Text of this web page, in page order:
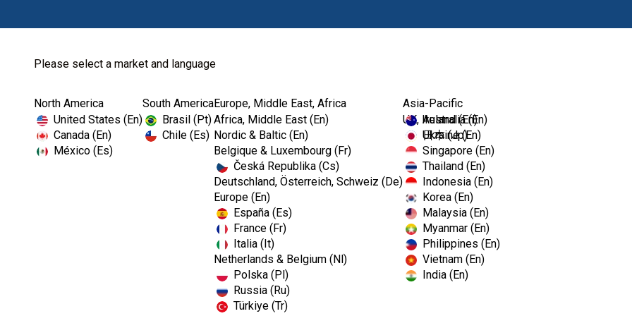
Please select a market and language
North America
United States (En)
Canada (En)
México (Es)
South America
Brasil (Pt)
Chile (Es)
Europe, Middle East, Africa
Africa, Middle East (En)
Nordic & Baltic (En)
Belgique & Luxembourg (Fr)
Česká Republika (Cs)
Deutschland, Österreich, Schweiz (De)
Europe (En)
España (Es)
France (Fr)
Italia (It)
Netherlands & Belgium (Nl)
Polska (Pl)
Russia (Ru)
Türkiye (Tr)
UK, Ireland (En)
Ukraine (En)
Asia-Pacific
Australia (En)
日本 (Jp)
Singapore (En)
Thailand (En)
Indonesia (En)
Korea (En)
Malaysia (En)
Myanmar (En)
Philippines (En)
Vietnam (En)
India (En)
Home Endodontics Ultrasonics